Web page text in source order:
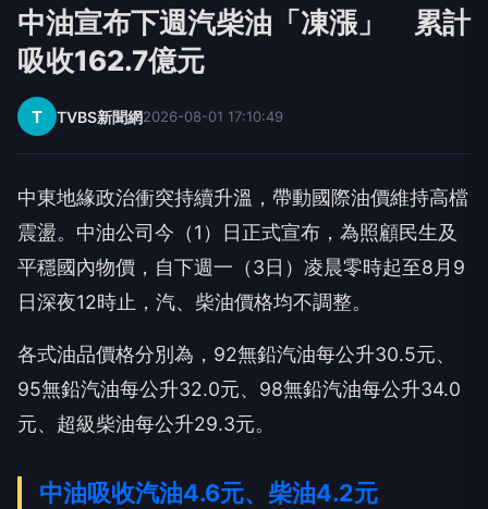
中油宣布下週汽柴油「凍漲」 累計
吸收162.7億元
T TVBS新聞網2026-08-01 17:10:49
中東地緣政治衝突持續升溫，帶動國際油價維持高檔
震盪。中油公司今（1）日正式宣布，為照顧民生及
平穩國內物價，自下週一（3日）凌晨零時起至8月9
日深夜12時止，汽、柴油價格均不調整。
各式油品價格分別為，92無鉛汽油每公升30.5元、
95無鉛汽油每公升32.0元、98無鉛汽油每公升34.0
元、超級柴油每公升29.3元。
中油吸收汽油4.6元、柴油4.2元